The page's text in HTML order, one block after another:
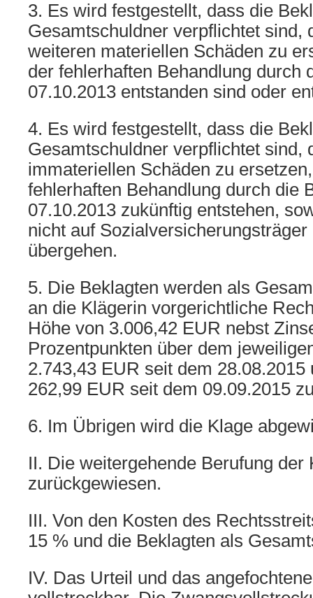
3. Es wird festgestellt, dass die
Gesamtschuldner verpflichtet sind,
weiteren materiellen Schäden zu
der fehlerhaften Behandlung durch
07.10.2013 entstanden sind oder
4. Es wird festgestellt, dass die
Gesamtschuldner verpflichtet sind,
immateriellen Schäden zu
fehlerhaften Behandlung durch die
07.10.2013 zukünftig entstehen,
nicht auf
übergehen.
5. Die Beklagten werden als
an die Klägerin vorgerichtliche
Höhe von 3.006,42 EUR nebst
Prozentpunkten über dem
2.743,43 EUR seit dem 28.08.2015
262,99 EUR seit dem 09.09.2015
6. Im Übrigen wird die Klage
II. Die weitergehende Berufung der
zurückgewiesen.
III. Von den Kosten des
15 % und die Beklagten als
IV. Das Urteil und das